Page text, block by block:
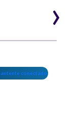
›
conectado